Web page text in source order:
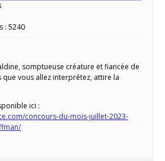
: 5240
somptueuse créature et fiancée de
que vous allez interprétez, attire la
ici :
concours-du-mois-juillet-2023-